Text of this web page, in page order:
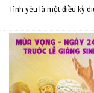
Tình yêu là một điều kỳ